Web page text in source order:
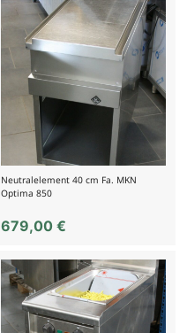
Neutralelement 40 cm Fa. MKN
Optima 850
679,00€